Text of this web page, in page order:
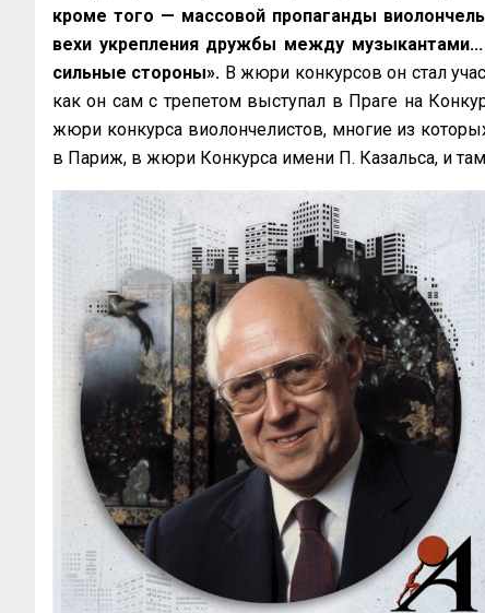
кроме того — массовой пропаганды
вехи укрепления дружбы между
сильные стороны». В жюри конкурсов он стал
как он сам с трепетом выступал в Праге на
жюри конкурса виолончелистов, многие из
в Париж, в жюри Конкурса имени П. Казальса, и